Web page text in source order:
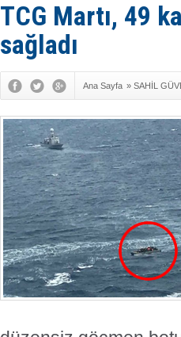
TCG Martı, 49
sağladı
Ana Sayfa » SAHİL